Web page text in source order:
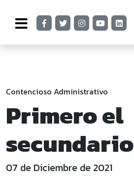
Contencioso Administrativo
Primero el
secundario
07 de Diciembre de 2021